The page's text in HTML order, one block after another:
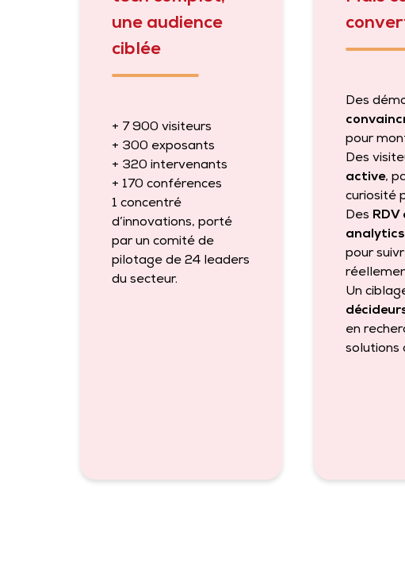
une audience
ciblée
+ 7 900 visiteurs
+ 300 exposants
+ 320 intervenants
+ 170 conférences
1 concentré
d’innovations, porté
par un comité de
pilotage de 24 leaders
du secteur.
Des
pour
Des
active,
curiosité
Des RDV
pour
Un
en
solutions